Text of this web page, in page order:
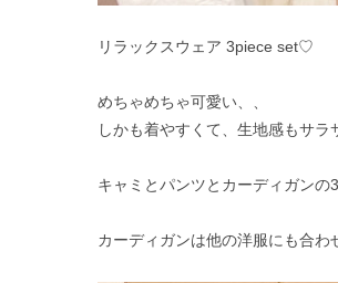
リラックスウェア 3piece set♡
めちゃめちゃ可愛い、、
しかも着やすくて、生地感もサラ
キャミとパンツとカーディガンの
カーディガンは他の洋服にも合